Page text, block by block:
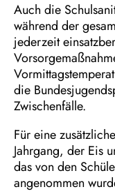
Auch die
während der
jederzeit
die
Zwischenfälle.
Für eine
Jahrgang, der Eis
das von den
angenommen